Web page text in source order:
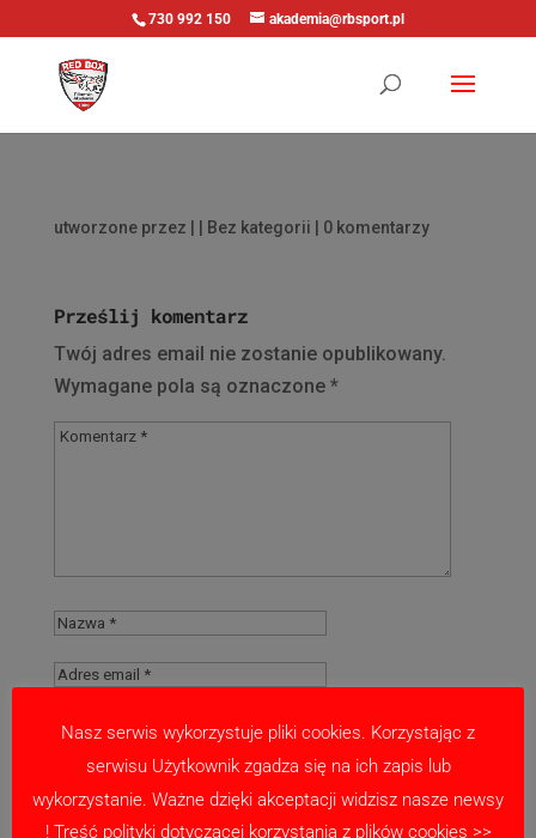
730 992 150 akademia@rbsport.pl
utworzone przez | Bez kategorii | 0 komentarzy
Prześlij komentarz
Twój adres email nie zostanie opublikowany.
Wymagane pola są oznaczone *
Zapamiętaj moje dane w tej przeglądarce
podczas pisania kolejnych komentarzy.
Nasz serwis wykorzystuje pliki cookies. Korzystając z
serwisu Użytkownik zgadza się na ich zapis lub
wykorzystanie. Ważne dzięki akceptacji widzisz nasze newsy
! Treść polityki dotyczącej korzystania z plików cookies >>